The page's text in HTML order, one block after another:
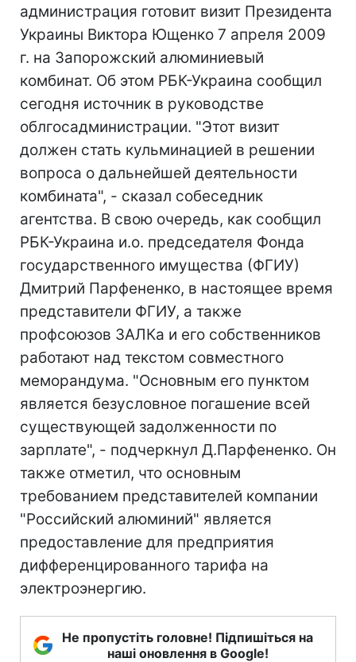
администрация готовит визит Президента
Украины Виктора Ющенко 7 апреля 2009
г. на Запорожский алюминиевый
комбинат. Об этом РБК-Украина сообщил
сегодня источник в руководстве
облгосадминистрации. "Этот визит
должен стать кульминацией в решении
вопроса о дальнейшей деятельности
комбината", - сказал собеседник
агентства. В свою очередь, как сообщил
РБК-Украина и.о. председателя Фонда
государственного имущества (ФГИУ)
Дмитрий Парфененко, в настоящее время
представители ФГИУ, а также
профсоюзов ЗАЛКа и его собственников
работают над текстом совместного
меморандума. "Основным его пунктом
является безусловное погашение всей
существующей задолженности по
зарплате", - подчеркнул Д.Парфененко. Он
также отметил, что основным
требованием представителей компании
"Российский алюминий" является
предоставление для предприятия
дифференцированного тарифа на
электроэнергию.
Не пропустіть головне! Підпишіться на
наші оновлення в Google!